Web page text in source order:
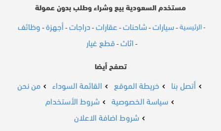
مستخدم السعودية بيع وشراء وطلب بدون عمولة
- الرئيسية - سيارات - شاحنات - عقارات - دراجات - أجهزة - وظائف
- اثاث -قطع غيار
تصفح أيضا
أتصل بنا خريطة الموقع القائمة السوداء
من نحن
سياسة الخصوصية
شروط الأستخدام
شروط اضافة الاعلان